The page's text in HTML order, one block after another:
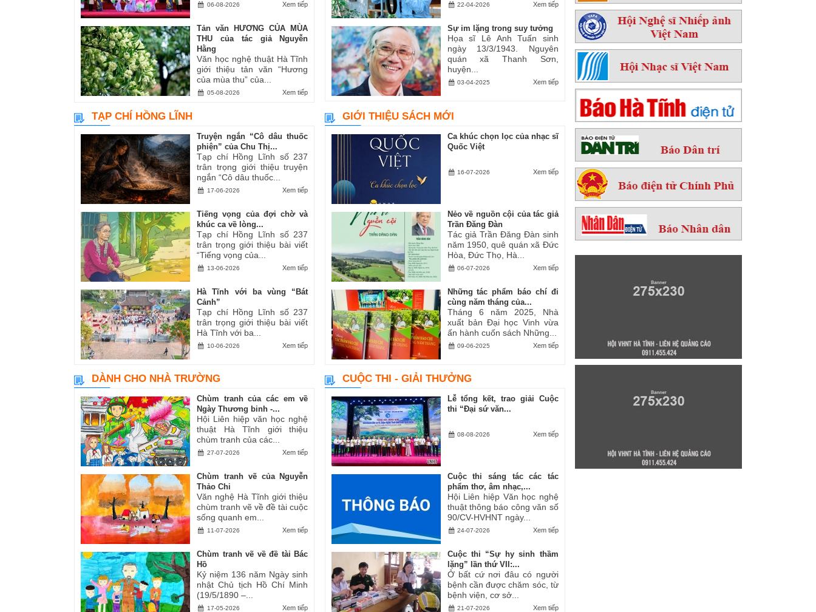
Xem tiếp
06-08-2026
Tản văn HƯƠNG CỦA MÙA
THU của tác giả Nguyễn
Hằng
Văn học nghệ thuật Hà Tĩnh
giới thiệu tản văn “Hương
của mùa thu” của...
Xem tiếp
05-08-2026
Xem tiếp
22-04-2026
Sự im lặng trong suy tưởng
Họa sĩ Lê Anh Tuấn sinh
ngày 13/3/1943. Nguyên
quán xã Thanh Sơn,
huyện...
Xem tiếp
03-04-2025
TẠP CHÍ HỒNG LĨNH
Truyện ngắn “Cô dâu thuốc
phiện” của Chu Thị...
Tạp chí Hồng Lĩnh số 237
trân trọng giới thiệu truyện
ngắn “Cô dâu thuốc...
Xem tiếp
17-06-2026
Tiếng vọng của đợi chờ và
khúc ca về lòng...
Tạp chí Hồng Lĩnh số 237
trân trọng giới thiệu bài viết
“Tiếng vọng của...
Xem tiếp
13-06-2026
Hà Tĩnh với ba vùng “Bát
Cảnh”
Tạp chí Hồng Lĩnh số 237
trân trọng giới thiệu bài viết
Hà Tĩnh với ba...
Xem tiếp
10-06-2026
GIỚI THIỆU SÁCH MỚI
Ca khúc chọn lọc của nhạc sĩ
Quốc Việt
Xem tiếp
16-07-2026
Nẻo về nguồn cội của tác giả
Trần Đăng Đàn
Tác giả Trần Đăng Đàn sinh
năm 1950, quê quán xã Đức
Hòa, Đức Thọ, Hà...
Xem tiếp
06-07-2026
Những tác phẩm báo chí đi
cùng năm tháng của...
Tháng 6 năm 2025, Nhà
xuất bản Đại học Vinh vừa
ấn hành cuốn sách Những...
Xem tiếp
09-06-2025
DÀNH CHO NHÀ TRƯỜNG
Chùm tranh của các em về
Ngày Thương binh -...
Hội Liên hiệp văn học nghệ
thuật Hà Tĩnh giới thiệu
chùm tranh của các...
Xem tiếp
27-07-2026
Chùm tranh vẽ của Nguyễn
Thảo Chi
Văn nghệ Hà Tĩnh giới thiệu
chùm tranh vẽ về đề tài cuộc
sống quanh em...
Xem tiếp
11-07-2026
Chùm tranh vẽ về đề tài Bác
Hồ
Kỷ niệm 136 năm Ngày sinh
nhật Chủ tịch Hồ Chí Minh
(19/5/1890 –...
Xem tiếp
17-05-2026
CUỘC THI - GIẢI THƯỞNG
Lễ tổng kết, trao giải Cuộc
thi “Đại sứ văn...
Xem tiếp
08-08-2026
Cuộc thi sáng tác các tác
phẩm thơ, âm nhạc,...
Hội Liên hiệp Văn học nghệ
thuật thông báo công văn số
90/CV-HVHNT ngày...
Xem tiếp
24-07-2026
Cuộc thi “Sự hy sinh thầm
lặng” lần thứ VII:...
Ở bất cứ nơi đâu có người
bệnh cần được chăm sóc, từ
bệnh viện, cơ sở...
Xem tiếp
21-07-2026